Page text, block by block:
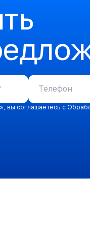
вы соглашаетесь с